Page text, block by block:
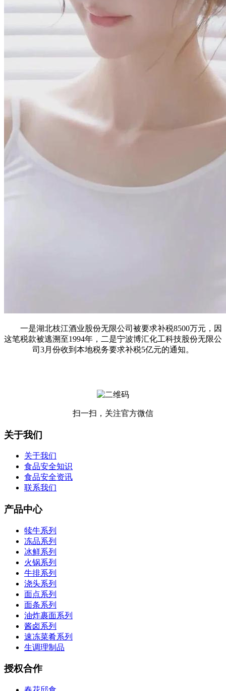
一是湖北枝江酒业股份无限公司被要求补税8500万元，因
这笔税款被逃溯至1994年，二是宁波博汇化工科技股份无限公
司3月份收到本地税务要求补税5亿元的通知。
扫一扫，关注官方微信
关于我们
关于我们
食品安全知识
食品安全资讯
联系我们
产品中心
犊牛系列
冻品系列
冰鲜系列
火锅系列
牛排系列
浇头系列
面点系列
面条系列
油炸裹面系列
酱卤系列
速冻菜肴系列
生调理制品
授权合作